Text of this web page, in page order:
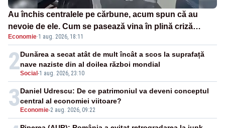
Au închis centralele pe cărbune, acum spun că au
nevoie de ele. Cum se pasează vina în plină criză
energetică
Economie·1 aug. 2026, 18:11
2Social -1 aug. 2026, 23:10
Dunărea a secat atât de mult încât a scos la suprafață
nave naziste din al doilea război mondial
3 Economie-2 aug. 2026, 09:22
Daniel Udrescu: De ce patrimoniul va deveni conceptul
central al economiei viitoare?